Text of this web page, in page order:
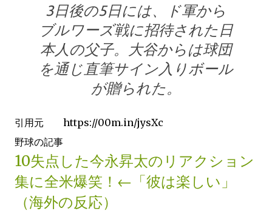
3日後の5日には、ド軍から
ブルワーズ戦に招待された日
本人の父子。大谷からは球団
を通じ直筆サイン入りボール
が贈られた。
引用元 https://00m.in/jysXc
野球の記事
10失点した今永昇太のリアクション
集に全米爆笑！←「彼は楽しい」
（海外の反応）